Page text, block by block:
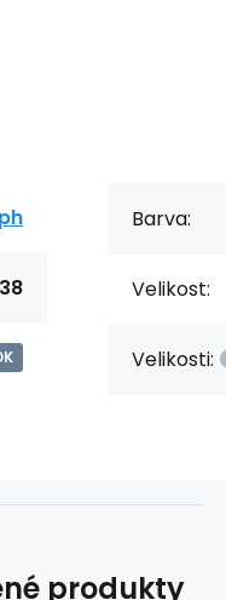
Barva:
Velikost:
Velikosti:
produkty